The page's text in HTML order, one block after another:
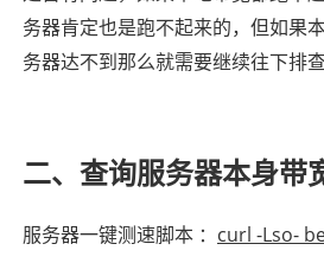
务器肯定也是跑不起来的，但如果
务器达不到那么就需要继续往下排
二、查询服务器本身带
服务器一键测速脚本 ： curl -Lso-